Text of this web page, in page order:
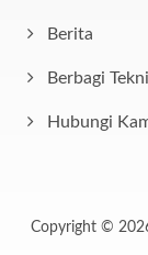
Berita
Berbagi
Hubungi
Copyright ©